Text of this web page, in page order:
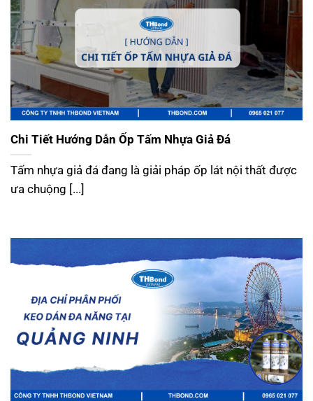
Chi Tiết Hướng Dẫn Ốp Tấm Nhựa Giả Đá
Tấm nhựa giả đá đang là giải pháp ốp lát nội thất được
ưa chuộng [...]